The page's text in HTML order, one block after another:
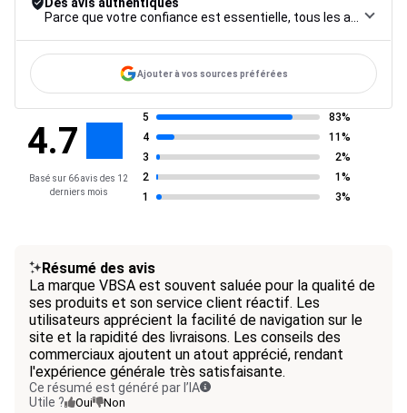
Ajouter à vos sources préférées
4.7
Basé sur 66 avis des 12
derniers mois
5
83%
4
11%
3
2%
2
1%
1
3%
Résumé des avis
La marque VBSA est souvent saluée pour la qualité de
ses produits et son service client réactif. Les
utilisateurs apprécient la facilité de navigation sur le
site et la rapidité des livraisons. Les conseils des
commerciaux ajoutent un atout apprécié, rendant
l'expérience générale très satisfaisante.
Ce résumé est généré par l’IA
Utile ?
Oui Non